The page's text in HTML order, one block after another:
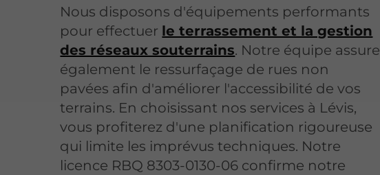
Nous disposons d'équipements performants
pour effectuer le terrassement et la gestion
des réseaux souterrains. Notre équipe assure
également le ressurfaçage de rues non
pavées afin d'améliorer l'accessibilité de vos
terrains. En choisissant nos services à Lévis,
vous profiterez d'une planification rigoureuse
qui limite les imprévus techniques. Notre
licence RBQ 8303-0130-06 confirme notre